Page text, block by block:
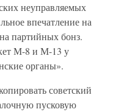
неуправляемых
впечатление на
партийных бонз.
М-8 и М-13 у
органы».
советский
пусковую